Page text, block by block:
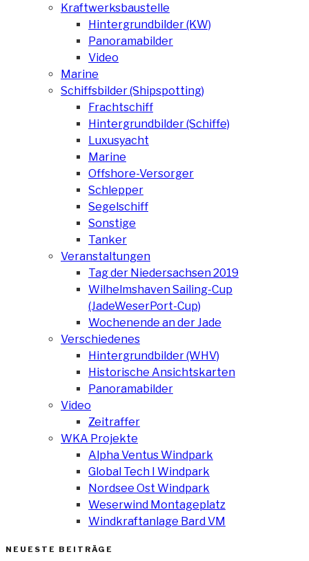
Kraftwerksbaustelle
Hintergrundbilder (KW)
Panoramabilder
Video
Marine
Schiffsbilder (Shipspotting)
Frachtschiff
Hintergrundbilder (Schiffe)
Luxusyacht
Marine
Offshore-Versorger
Schlepper
Segelschiff
Sonstige
Tanker
Veranstaltungen
Tag der Niedersachsen 2019
Wilhelmshaven Sailing-Cup
(JadeWeserPort-Cup)
Wochenende an der Jade
Verschiedenes
Hintergrundbilder (WHV)
Historische Ansichtskarten
Panoramabilder
Video
Zeitraffer
WKA Projekte
Alpha Ventus Windpark
Global Tech I Windpark
Nordsee Ost Windpark
Weserwind Montageplatz
Windkraftanlage Bard VM
NEUESTE BEITRÄGE